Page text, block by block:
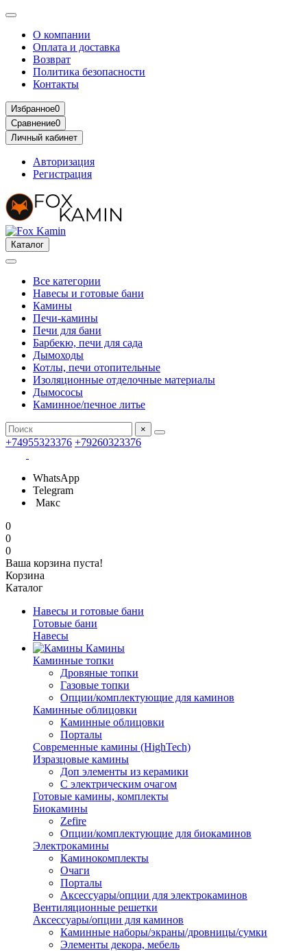
О компании
Оплата и доставка
Возврат
Политика безопасности
Контакты
Избранное0
Сравнение0
Личный кабинет
Авторизация
Регистрация
Каталог
Все категории
Навесы и готовые бани
Камины
Печи-камины
Печи для бани
Барбекю, печи для сада
Дымоходы
Котлы, печи отопительные
Изоляционные отделочные материалы
Дымососы
Каминное/печное литье
×
+74955323376 +79260323376
WhatsApp
Telegram
Макс
0
0
0
Ваша корзина пуста!
Корзина
Каталог
Навесы и готовые бани
Готовые бани
Навесы
Камины
Каминные топки
Дровяные топки
Газовые топки
Опции/комплектующие для каминов
Каминные облицовки
Каминные облицовки
Порталы
Современные камины (HighTech)
Изразцовые камины
Доп элементы из керамики
С электрическим очагом
Готовые камины, комплекты
Биокамины
Zefire
Опции/комплектующие для биокаминов
Электрокамины
Каминокомплекты
Очаги
Порталы
Аксессуары/опции для электрокаминов
Вентиляционные решетки
Аксессуары/опции для каминов
Каминные наборы/экраны/дровницы/сумки
Элементы декора, мебель